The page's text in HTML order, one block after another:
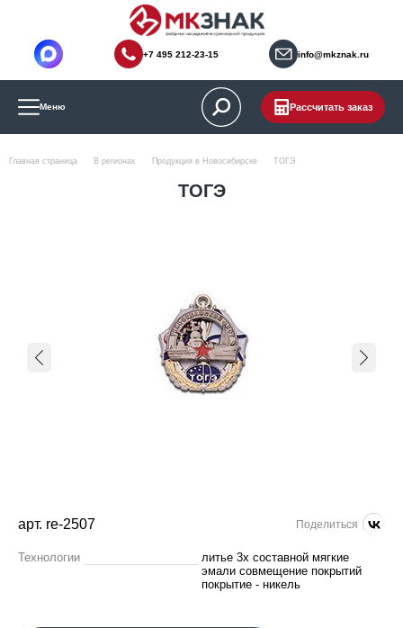
info@mkznak.ru
+7 495 212-23-15
Меню Рассчитать заказ
Главная страница В регионах Продукция в Новосибирске ТОГЭ
ТОГЭ
арт. re-2507 Поделиться
Технологии
литье 3х составной мягкие
эмали совмещение покрытий
покрытие - никель